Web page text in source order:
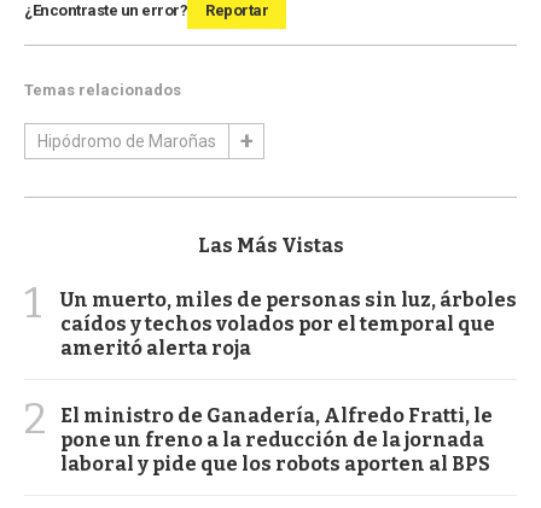
¿Encontraste un error? Reportar
Temas relacionados
Hipódromo de Maroñas
Las Más Vistas
1
Un muerto, miles de personas sin luz, árboles
caídos y techos volados por el temporal que
ameritó alerta roja
2
El ministro de Ganadería, Alfredo Fratti, le
pone un freno a la reducción de la jornada
laboral y pide que los robots aporten al BPS